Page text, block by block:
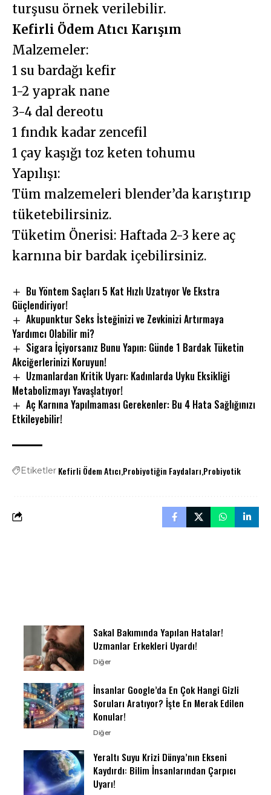
turşusu örnek verilebilir.
Kefirli Ödem Atıcı Karışım
Malzemeler:
1 su bardağı kefir
1-2 yaprak nane
3-4 dal dereotu
1 fındık kadar zencefil
1 çay kaşığı toz keten tohumu
Yapılışı:
Tüm malzemeleri blender’da karıştırıp
tüketebilirsiniz.
Tüketim Önerisi: Haftada 2-3 kere aç
karnına bir bardak içebilirsiniz.
Bu Yöntem Saçları 5 Kat Hızlı Uzatıyor Ve Ekstra
Güçlendiriyor!
Akupunktur Seks İsteğinizi ve Zevkinizi Artırmaya
Yardımcı Olabilir mi?
Sigara İçiyorsanız Bunu Yapın: Günde 1 Bardak Tüketin
Akciğerlerinizi Koruyun!
Uzmanlardan Kritik Uyarı: Kadınlarda Uyku Eksikliği
Metabolizmayı Yavaşlatıyor!
Aç Karnına Yapılmaması Gerekenler: Bu 4 Hata Sağlığınızı
Etkileyebilir!
Etiketler Kefirli Ödem Atıcı Probiyotiğin Faydaları Probiyotik
Sakal Bakımında Yapılan Hatalar!
Uzmanlar Erkekleri Uyardı!
Diğer
İnsanlar Google’da En Çok Hangi Gizli
Soruları Aratıyor? İşte En Merak Edilen
Konular!
Diğer
Yeraltı Suyu Krizi Dünya’nın Ekseni
Kaydırdı: Bilim İnsanlarından Çarpıcı
Uyarı!